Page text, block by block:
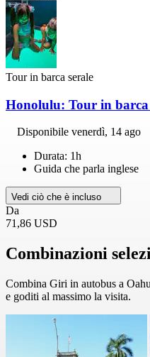
Tour in barca serale
Honolulu: Tour in
Disponibile venerdì, 14 ago
Durata: 1h
Guida che parla inglese
Vedi ciò che è incluso
Da
71,86 USD
Combinazioni
Combina Giri in autobus a
e goditi al massimo la visita.